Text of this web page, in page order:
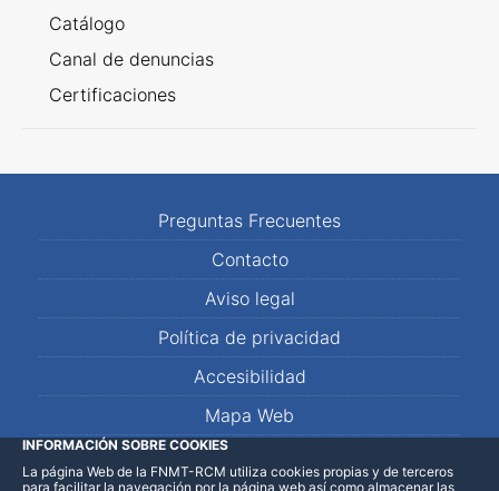
Catálogo
Canal de denuncias
Certificaciones
Preguntas Frecuentes
Contacto
Aviso legal
Política de privacidad
Accesibilidad
Mapa Web
LinkedInFacebookWhatsApp
INFORMACIÓN SOBRE COOKIES
La página Web de la FNMT-RCM utiliza cookies propias y de terceros
para facilitar la navegación por la página web así como almacenar las